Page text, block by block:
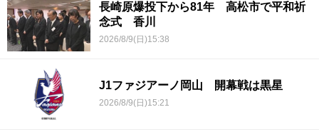
長崎原爆投下から81年 高松市で平和祈
念式 香川
2026/8/9(日)15:38
J1ファジアーノ岡山 開幕戦は黒星
2026/8/9(日)15:21